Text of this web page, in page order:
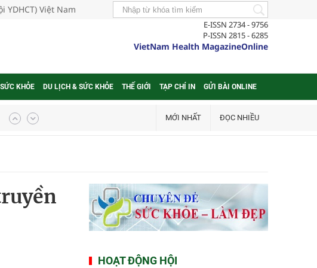
YDHCT) Việt Nam
E-ISSN 2734 - 9756
P-ISSN 2815 - 6285
VietNam Health MagazineOnline
KHỎE DU LỊCH & SỨC KHỎE THẾ GIỚI TẠP CHÍ IN GỬI BÀI ONLINE
MỚI NHẤT ĐỌC NHIỀU
HOẠT ĐỘNG HỘI